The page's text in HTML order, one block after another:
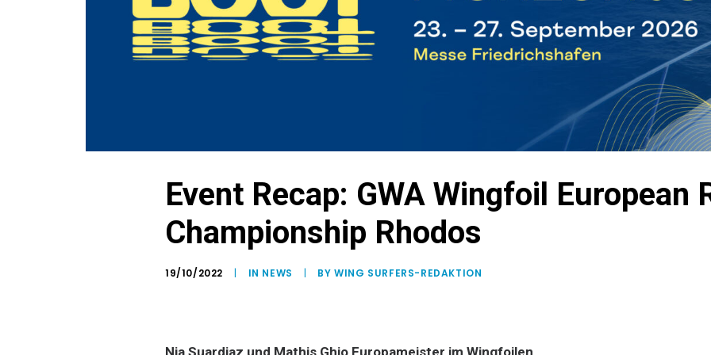
Event Recap: GWA Wingfoil European
Championship Rhodos
19/10/2022 | IN NEWS | BY WING SURFERS-REDAKTION
Nia Suardiaz und Mathis Ghio Europameister im Wingfoilen